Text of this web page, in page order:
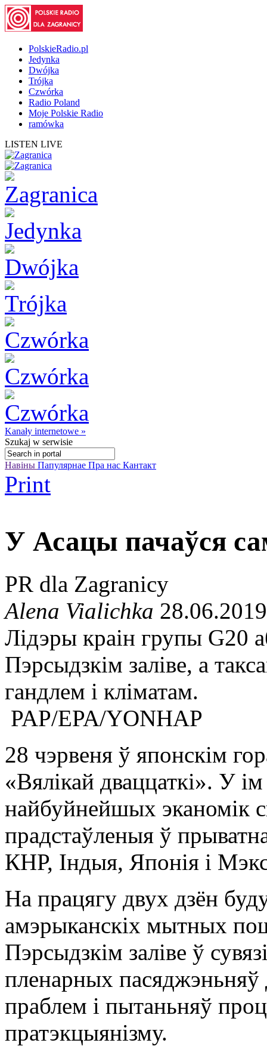
PolskieRadio.pl
Jedynka
Dwójka
Trójka
Czwórka
Radio Poland
Moje Polskie Radio
ramówka
LISTEN LIVE
Kanały internetowe »
Szukaj w serwisie
Навіны Папулярнае Пра нас Кантакт
Print
У Асацы пачаўся
PR dla Zagranicy
Alena Vialichka
Лідэры краін групы G20
Пэрсыдзкім заліве, а
гандлем і кліматам.
PAP/EPA/YONHAP
28 чэрвеня ў японскім
«Вялікай дваццаткі». У
найбуйнейшых эканомік
прадстаўленыя ў
КНР, Індыя, Японія і
На працягу двух дзён
амэрыканскіх мытных
Пэрсыдзкім заліве ў
пленарных
праблем і пытаньняў
пратэкцыянізму.